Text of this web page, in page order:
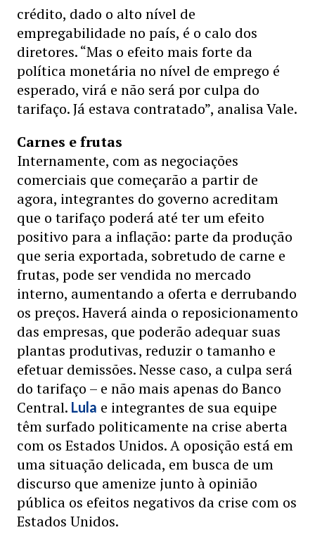
crédito, dado o alto nível de
empregabilidade no país, é o calo dos
diretores. “Mas o efeito mais forte da
política monetária no nível de emprego é
esperado, virá e não será por culpa do
tarifaço. Já estava contratado”, analisa Vale.
Carnes e frutas
Internamente, com as negociações
comerciais que começarão a partir de
agora, integrantes do governo acreditam
que o tarifaço poderá até ter um efeito
positivo para a inflação: parte da produção
que seria exportada, sobretudo de carne e
frutas, pode ser vendida no mercado
interno, aumentando a oferta e derrubando
os preços. Haverá ainda o reposicionamento
das empresas, que poderão adequar suas
plantas produtivas, reduzir o tamanho e
efetuar demissões. Nesse caso, a culpa será
do tarifaço – e não mais apenas do Banco
Central. Lula e integrantes de sua equipe
têm surfado politicamente na crise aberta
com os Estados Unidos. A oposição está em
uma situação delicada, em busca de um
discurso que amenize junto à opinião
pública os efeitos negativos da crise com os
Estados Unidos.